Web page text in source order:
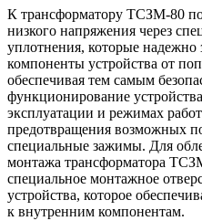
К трансформатору ТСЗМ-80
низкого напряжения через
уплотнения, которые
компоненты устройства от
обеспечивая тем самым
функционирование
эксплуатации и режимах
предотвращения возможных
специальные зажимы. Для
монтажа трансформатора
специальное монтажное
устройства, которое
к внутренним компонентам.